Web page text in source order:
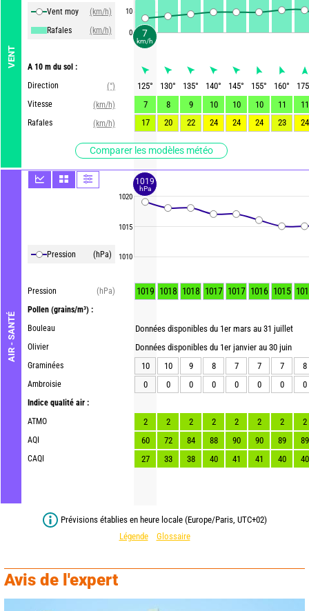
VENT
Vent moy
(km/h)
Rafales
(km/h)
A 10 m du sol :
Direction
(°)
Vitesse
(km/h)
Rafales
(km/h)
Comparer les modèles météo
AIR - SANTÉ
Pression (hPa)
Pression
(hPa)
Pollen (grains/m³) :
Bouleau
Olivier
Graminées
Ambroisie
Indice qualité air :
ATMO
AQI
CAQI
10
0
1020
1015
1010
125° 130° 135° 140° 145° 155° 160°
175
7
8 9 10 10 10 11
11
17
20 22 24 24 24 23 24
1019 1018 1018 1017 1017 1016 1015
Données disponibles du 1er mars au 31 juillet
Données disponibles du 1er janvier au 30 juin
10
10 9 8 7 7 7
8
0
0 0 0 0 0 0 0
2 2 2 2 2 2 2
2
60
72 84 88 90 90 89
89
27
33 38 40 41 41 40 40
Prévisions établies en heure locale (Europe/Paris, UTC+02)
Légende
Glossaire
Avis de l'expert
7
km/h
1019
hPa